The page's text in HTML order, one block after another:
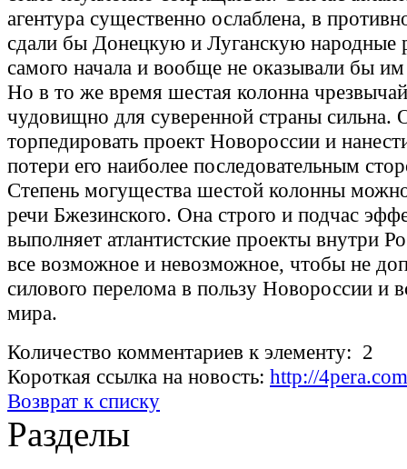
агентура существенно ослаблена, в
сдали бы Донецкую и Луганскую народные
самого начала и вообще не оказывали бы
Но в то же время шестая колонна
чудовищно для суверенной страны сильна.
торпедировать проект Новороссии и
потери его наиболее последовательным
Степень могущества шестой колонны
речи Бжезинского. Она строго и подчас
выполняет атлантистские проекты внутри
все возможное и невозможное, чтобы не
силового перелома в пользу Новороссии и
мира.
Количество комментариев к элементу: 2
Короткая ссылка на новость: http://
Возврат к списку
Разделы